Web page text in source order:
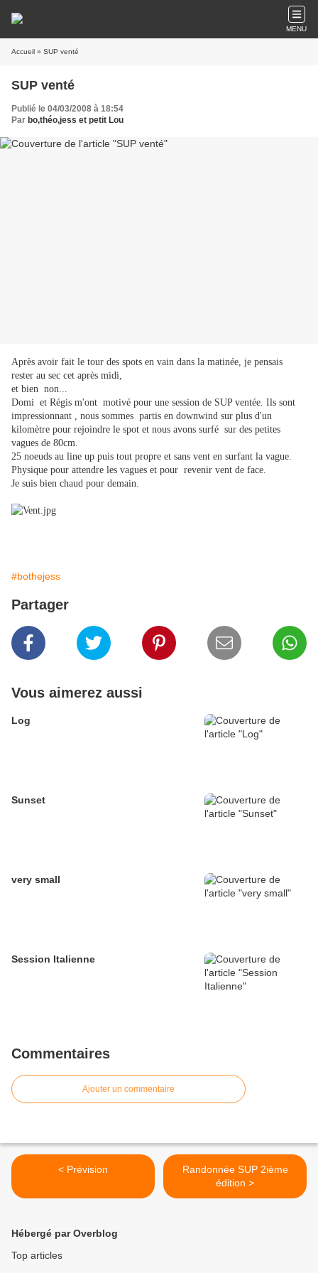
MENU
Accueil » SUP venté
SUP venté
Publié le 04/03/2008 à 18:54
Par bo,théo,jess et petit Lou
Après avoir fait le tour des spots en vain dans la matinée, je pensais
rester au sec cet après midi,
et bien non...
Domi et Régis m'ont motivé pour une session de SUP ventée. Ils sont
impressionnant , nous sommes partis en downwind sur plus d'un
kilomètre pour rejoindre le spot et nous avons surfé sur des petites
vagues de 80cm.
25 noeuds au line up puis tout propre et sans vent en surfant la vague.
Physique pour attendre les vagues et pour revenir vent de face.
Je suis bien chaud pour demain.
#bothejess
Partager
Vous aimerez aussi
Log
Sunset
very small
Session Italienne
Commentaires
Ajouter un commentaire
< Prévision
Randonnée SUP 2ième
édition >
Hébergé par Overblog
Top articles